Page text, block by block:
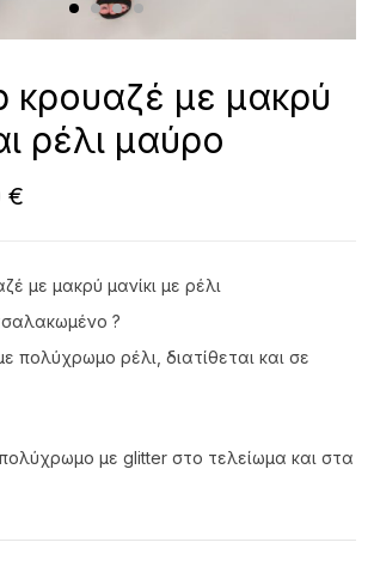
κρουαζέ με μακρύ
ρέλι μαύρο
€
με μακρύ μανίκι με ρέλι
?
πολύχρωμο ρέλι, διατίθεται και σε
με glitter στο τελείωμα και στα